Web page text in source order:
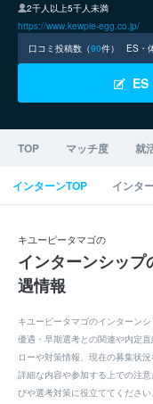
2千人以上5千人未満
https://www.kewpie-egg.co.jp/
口コミ投稿数（90件） ES・
ES
TOP マッチ度 就
インターンTOP インタ
キユーピータマゴの
インターンシッ
遇情報
キユーピータマゴのインターン
優遇・早期選考との関連や内定
ローや対策情報、現在の募集状
詳細な内容や参加する上での注
びや選考対策に役立ててください。